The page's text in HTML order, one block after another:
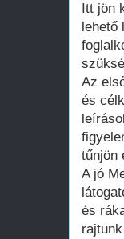
Itt jön
lehető
Az
és
tűnjön
A jó
és